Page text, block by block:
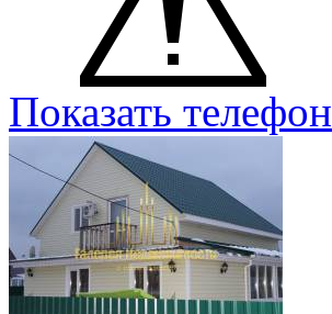
Показать телефон